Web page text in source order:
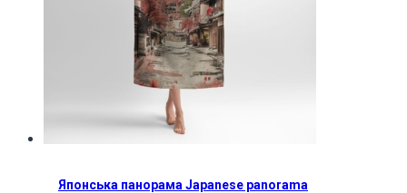
Японська панорама Japanese panorama